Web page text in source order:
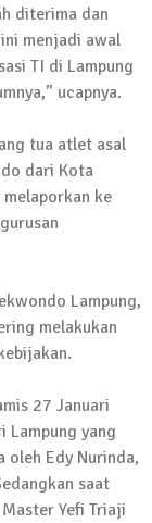
diterima dan
menjadi awal
TI di Lampung
ucapnya.
tua atlet asal
dari Kota
ke
Lampung,
melakukan
27 Januari
Lampung yang
oleh Edy Nurinda,
saat
Yefi Triaji